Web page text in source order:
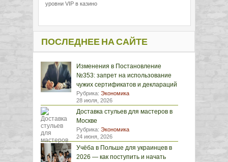
уровни VIP в казино
ПОСЛЕДНЕЕ НА САЙТЕ
Изменения в Постановление
№353: запрет на использование
чужих сертификатов и деклараций
Рубрика: Экономика
28 июля, 2026
Доставка стульев для мастеров в
Москве
Рубрика: Экономика
24 июня, 2026
Учёба в Польше для украинцев в
2026 — как поступить и начать